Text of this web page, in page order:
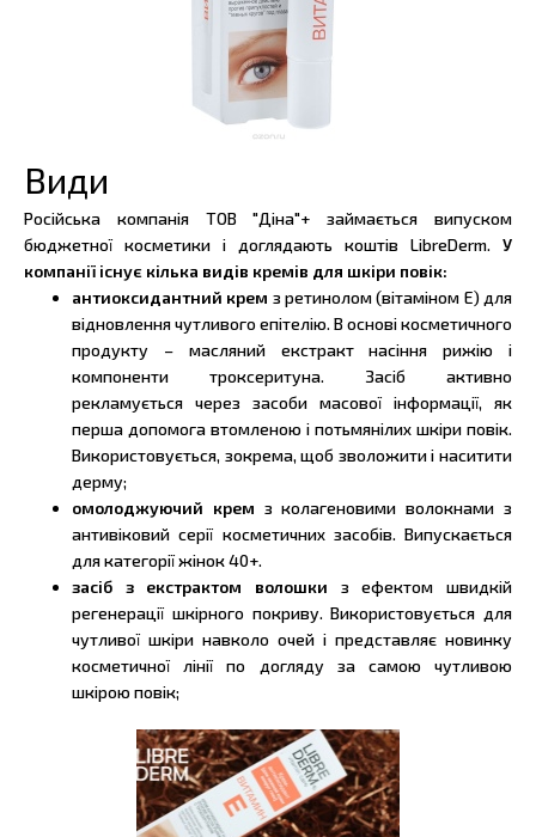
Види
Російська компанія ТОВ "Діна"+ займається випуском
бюджетної косметики і доглядають коштів LibreDerm. У
компанії існує кілька видів кремів для шкіри повік:
антиоксидантний крем з ретинолом (вітаміном Е) для
відновлення чутливого епітелію. В основі косметичного
продукту – масляний екстракт насіння рижію і
компоненти троксеритуна. Засіб активно
рекламується через засоби масової інформації, як
перша допомога втомленою і потьмянілих шкіри повік.
Використовується, зокрема, щоб зволожити і наситити
дерму;
омолоджуючий крем з колагеновими волокнами з
антивіковий серії косметичних засобів. Випускається
для категорії жінок 40+.
засіб з екстрактом волошки з ефектом швидкій
регенерації шкірного покриву. Використовується для
чутливої шкіри навколо очей і представляє новинку
косметичної лінії по догляду за самою чутливою
шкірою повік;